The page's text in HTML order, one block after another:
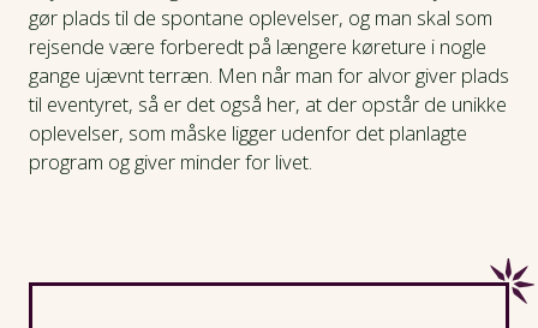
gør plads til de spontane oplevelser, og man skal som
rejsende være forberedt på længere køreture i nogle
gange ujævnt terræn. Men når man for alvor giver plads
til eventyret, så er det også her, at der opstår de unikke
oplevelser, som måske ligger udenfor det planlagte
program og giver minder for livet.